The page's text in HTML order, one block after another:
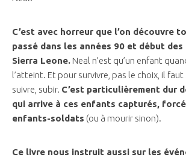
C’est avec horreur que l’on découvre
passé dans les années 90 et début des
Sierra Leone. Neal n’est qu’un enfant
l’atteint. Et pour survivre, pas le choix, il faut
suivre, subir. C’est particulièrement dur
qui arrive à ces enfants capturés,
enfants-soldats (ou à mourir sinon).
Ce livre nous instruit aussi sur les